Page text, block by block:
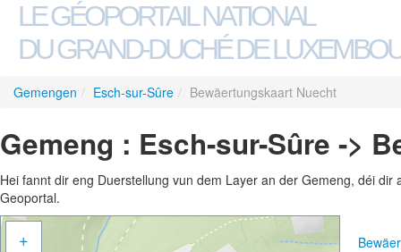
LE GÉOPORTAIL NATIONAL
DU GRAND-DUCHÉ DE
Gemengen / Esch-sur-Sûre / Bewäertungskaart Nuecht
Gemeng : Esch-sur-Sûre ->
Hei fannt dir eng Duerstellung vun dem Layer an der Gemeng, déi
Geoportal.
+